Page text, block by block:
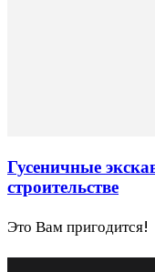
Гусеничные
строительстве
Это Вам пригодится!